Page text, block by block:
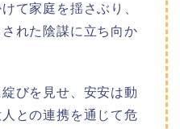
て家庭を揺さぶり、
れた陰謀に立ち向か
びを見せ、安安は動
との連携を通じて危